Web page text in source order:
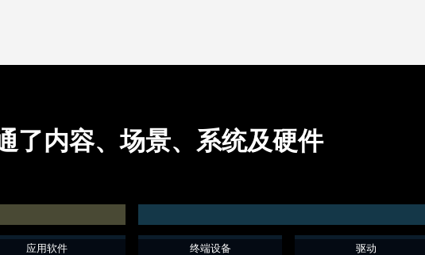
了内容、场景、系统及硬件
应用软件 终端设备 驱动